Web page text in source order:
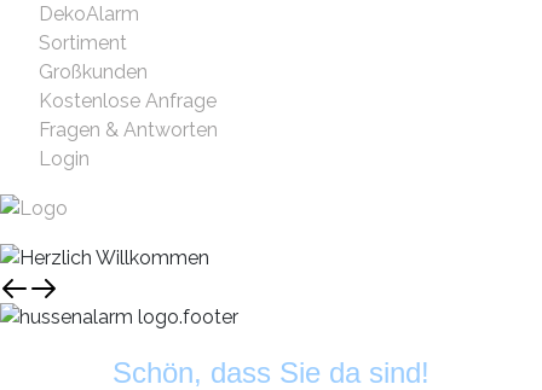
DekoAlarm
Sortiment
Großkunden
Kostenlose Anfrage
Fragen & Antworten
Login
Schön, dass Sie da sind!